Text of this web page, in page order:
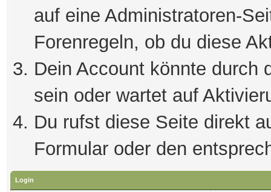
auf eine Administratoren-
Forenregeln, ob du diese
Dein Account könnte durch
sein oder wartet auf
Du rufst diese Seite direkt
Formular oder den
Login